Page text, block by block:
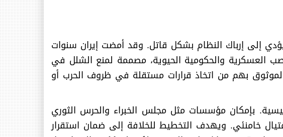
سيؤدي إلى إرباك النظام بشكل قاتل. وقد أمضت إيران سنوات
العسكرية والحكومية الحيوية، مصممة لمنع الشلل في
بهم من اتخاذ قرارات مستقلة في ظروف الحرب أو
بإمكان مؤسسات مثل مجلس الخبراء والحرس الثوري
خامنئي. ويهدف التخطيط للخلافة إلى ضمان استقرار